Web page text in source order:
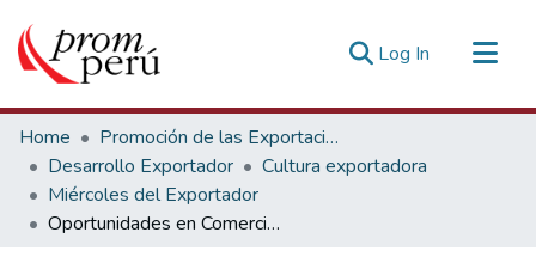
Log In (current)
Communities & Collections
All of DSpace
Statistics
Estadísticas Externas
Home
Promoción de las Exportaciones
Desarrollo Exportador
Cultura exportadora
Miércoles del Exportador
Oportunidades en Comercio e Innovación para el sector agropecuario [10 de marzo de 2021]